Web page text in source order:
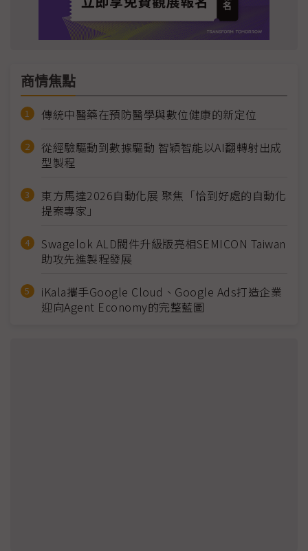
商情焦點
傳統中醫藥在預防醫學與數位健康的新定位
從經驗驅動到數據驅動 智穎智能以AI翻轉射出成
型製程
東方馬達2026自動化展 聚焦「恰到好處的自動化
提案專家」
Swagelok ALD閥件升級版亮相SEMICON Taiwan
助攻先進製程發展
iKala攜手Google Cloud、Google Ads打造企業
迎向Agent Economy的完整藍圖